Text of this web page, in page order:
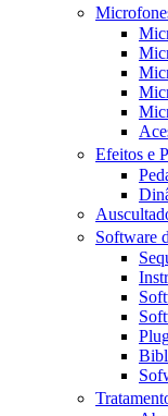
Efeitos e
Software